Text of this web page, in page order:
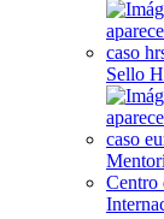
Sello
Centro